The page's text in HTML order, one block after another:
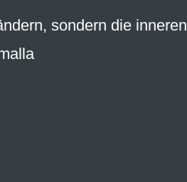
sondern die inneren